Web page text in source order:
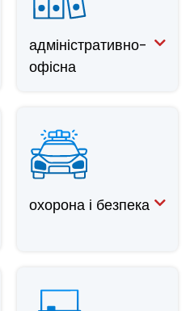
адміністративно-
офісна
охорона і безпека